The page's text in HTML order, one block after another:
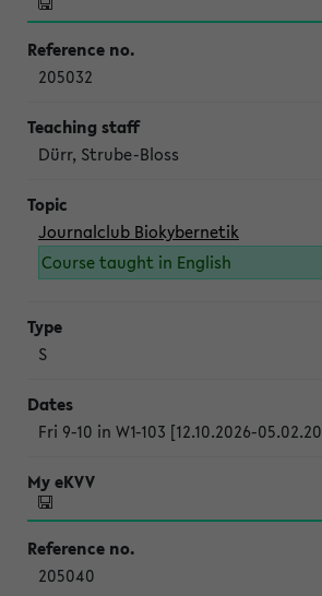
205032
Dürr, Strube-Bloss
Journalclub Biokybernetik
Course taught in English
S
Fri 9-10 in W1-103 [12.10.2026-
205040